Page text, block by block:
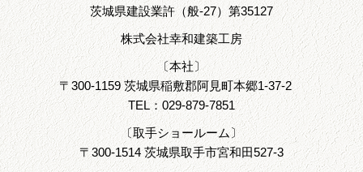
茨城県建設業許（般-27）第35127
株式会社幸和建築工房
〔本社〕
〒 300-1159 茨城県稲敷郡阿見町本郷1-37-2
TEL： 029-879-7851
〔取手ショールーム〕
〒300-1514 茨城県取手市宮和田527-3